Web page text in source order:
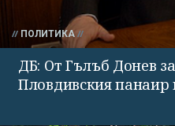
ПОЛИТИКА
ДБ: От Гълъб Донев
Пловдивския